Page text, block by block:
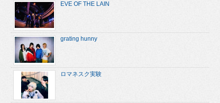
EVE OF THE LAIN
grating hunny
ロマネスク実験